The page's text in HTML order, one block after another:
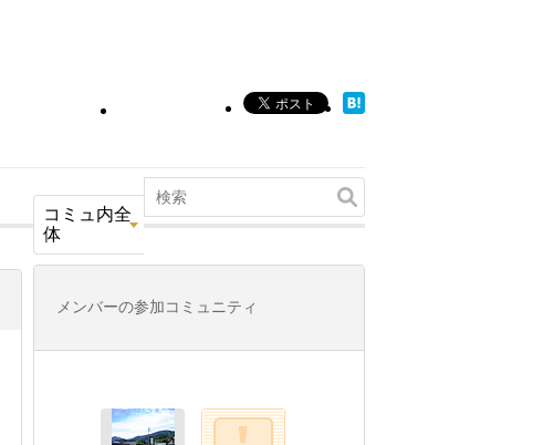
コミュ内全
体
メンバーの参加コミュニティ